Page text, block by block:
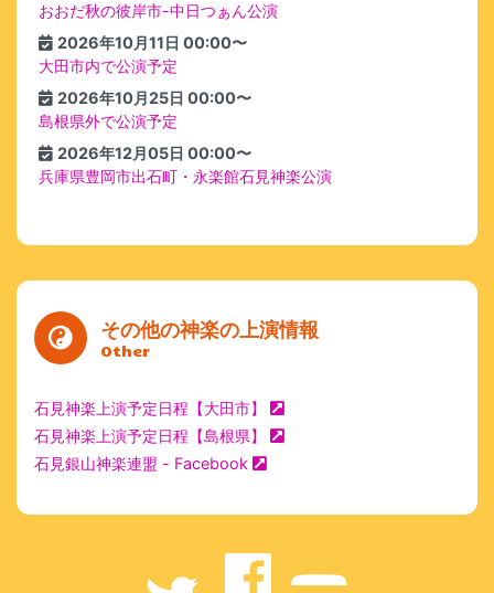
おおだ秋の彼岸市-中日つぁん公演
2026年10月11日 00:00〜
大田市内で公演予定
2026年10月25日 00:00〜
島根県外で公演予定
2026年12月05日 00:00〜
兵庫県豊岡市出石町・永楽館石見神楽公演
その他の神楽の上演情報
Other
石見神楽上演予定日程【大田市】
石見神楽上演予定日程【島根県】
石見銀山神楽連盟 - Facebook